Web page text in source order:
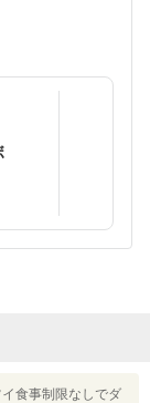
食事制限なしでダ